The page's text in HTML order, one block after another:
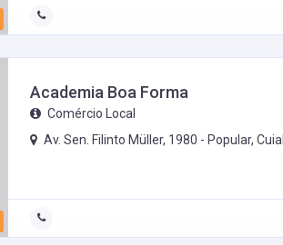
Academia Boa Forma
Comércio Local
Av. Sen. Filinto Müller, 1980 - Popular,